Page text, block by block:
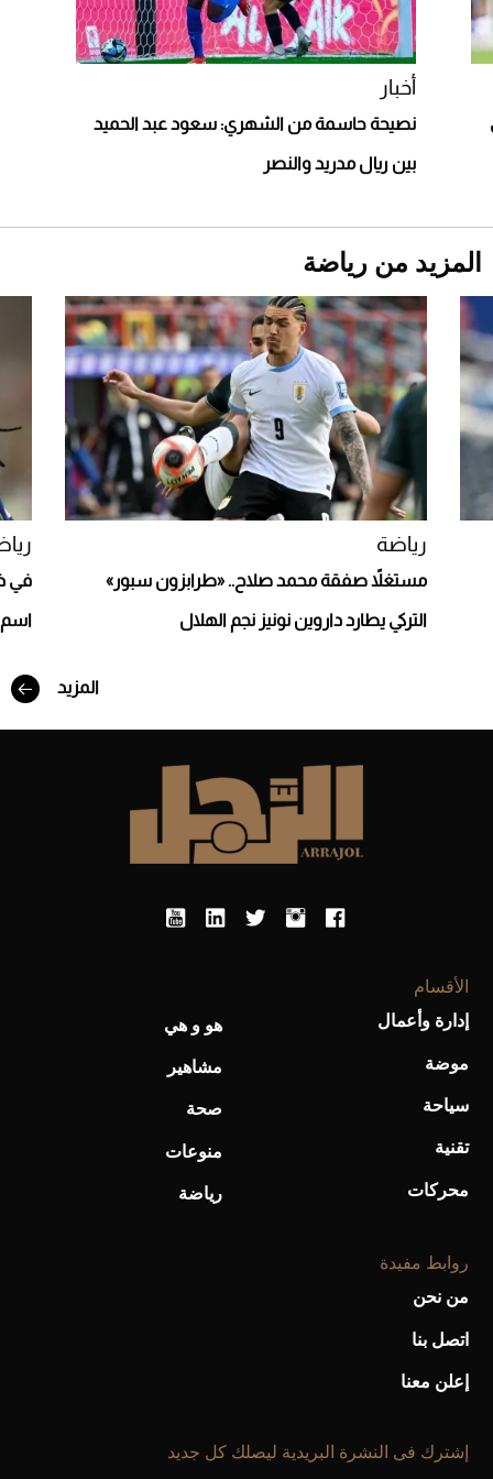
أغلى 10 عطور في العالم للرجال تمنحك فخامة
استثنائية
Aston Martin Valiant: على هوى الأبطال
أخبار
نصيحة حاسمة من الشهري: سعود عبد الحميد
بين ريال مدريد والنصر
المزيد من رياضة
رياضة
مستغلاً صفقة محمد صلاح.. «طرابزون سبور»
التركي يطارد داروين نونيز نجم الهلال
في
اسم
المزيد
الأقسام
إدارة وأعمال
موضة
سياحة
تقنية
محركات
هو و هي
مشاهير
صحة
منوعات
رياضة
روابط مفيدة
من نحن
اتصل بنا
إعلن معنا
إشترك فى النشرة البريدية ليصلك كل جديد